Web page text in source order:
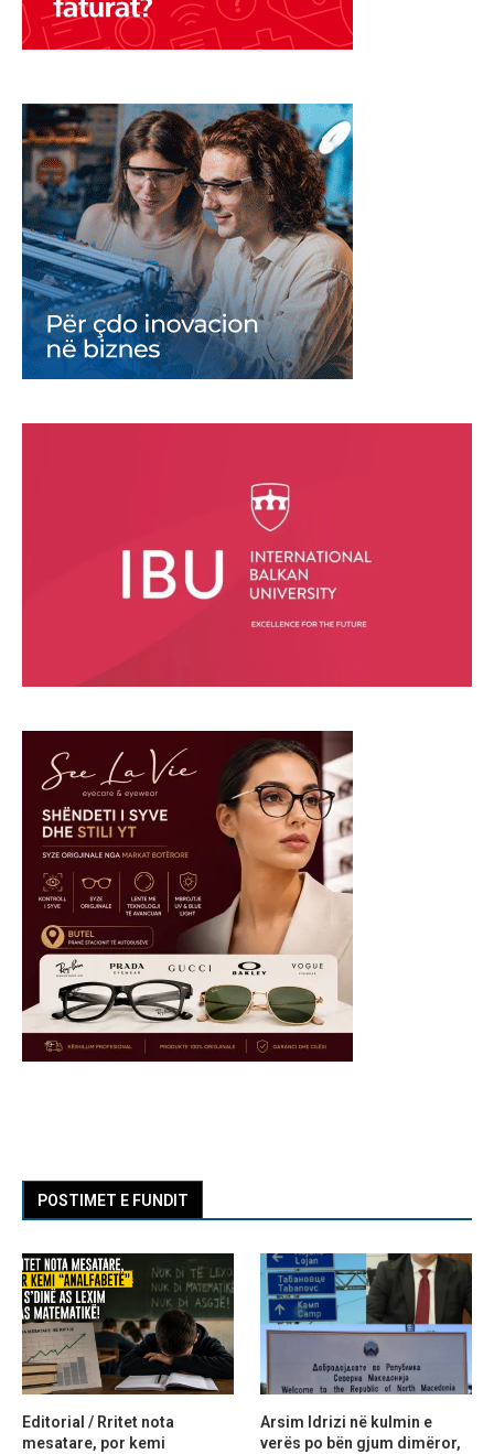
POSTIMET E FUNDIT
Editorial / Rritet nota
mesatare, por kemi
Arsim Idrizi në kulmin e
verës po bën gjum dimëror,